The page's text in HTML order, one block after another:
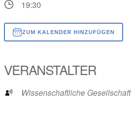
19:30
ZUM KALENDER HINZUFÜGEN
VERANSTALTER
Wissenschaftliche Gesellschaft